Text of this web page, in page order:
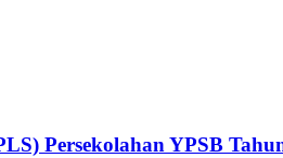
Persekolahan YPSB